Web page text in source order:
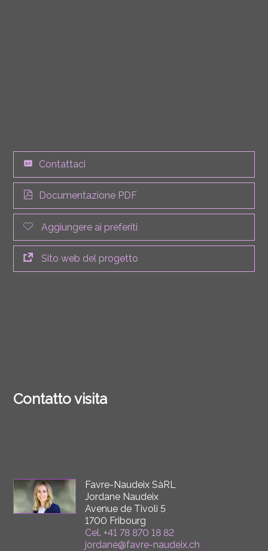
Contattaci
Documentazione PDF
Aggiungere ai preferiti
Sito web del progetto
Contatto visita
Favre-Naudeix SàRL
Jordane Naudeix
Avenue de Tivoli 5
1700 Fribourg
Cel. +41 78 870 18 82
jordane@favre-naudeix.ch